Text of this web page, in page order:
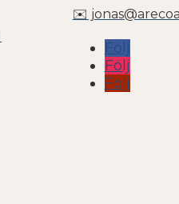
✉️
Följ
Följ
Följ